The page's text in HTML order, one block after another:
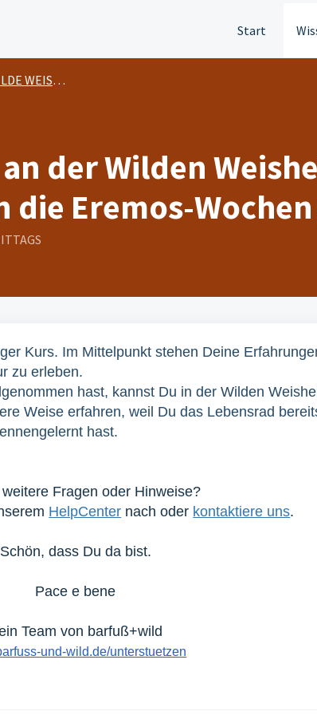
Start
WEISHEIT
der Wilden
die Eremos-
Kurs. Im Mittelpunkt stehen Deine
zu erleben.
hast, kannst Du in der Wilden
Weise erfahren, weil Du das Lebensrad
hast.
Fragen oder Hinweise?
HelpCenter nach oder kontaktiere uns.
Schön, dass Du da bist.
Pace e bene
Team von barfuß+wild
und-wild.de/unterstuetzen